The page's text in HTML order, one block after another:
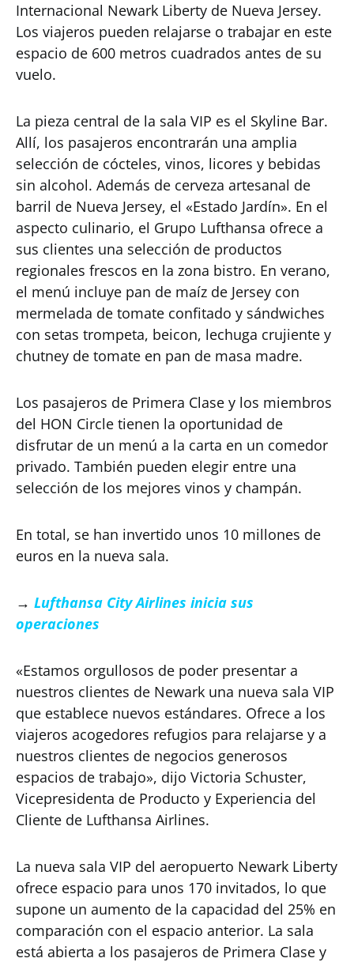
Internacional Newark Liberty de Nueva Jersey.
Los viajeros pueden relajarse o trabajar en este
espacio de 600 metros cuadrados antes de su
vuelo.
La pieza central de la sala VIP es el Skyline Bar.
Allí, los pasajeros encontrarán una amplia
selección de cócteles, vinos, licores y bebidas
sin alcohol. Además de cerveza artesanal de
barril de Nueva Jersey, el «Estado Jardín». En el
aspecto culinario, el Grupo Lufthansa ofrece a
sus clientes una selección de productos
regionales frescos en la zona bistro. En verano,
el menú incluye pan de maíz de Jersey con
mermelada de tomate confitado y sándwiches
con setas trompeta, beicon, lechuga crujiente y
chutney de tomate en pan de masa madre.
Los pasajeros de Primera Clase y los miembros
del HON Circle tienen la oportunidad de
disfrutar de un menú a la carta en un comedor
privado. También pueden elegir entre una
selección de los mejores vinos y champán.
En total, se han invertido unos 10 millones de
euros en la nueva sala.
→ Lufthansa City Airlines inicia sus
operaciones
«Estamos orgullosos de poder presentar a
nuestros clientes de Newark una nueva sala VIP
que establece nuevos estándares. Ofrece a los
viajeros acogedores refugios para relajarse y a
nuestros clientes de negocios generosos
espacios de trabajo», dijo Victoria Schuster,
Vicepresidenta de Producto y Experiencia del
Cliente de Lufthansa Airlines.
La nueva sala VIP del aeropuerto Newark Liberty
ofrece espacio para unos 170 invitados, lo que
supone un aumento de la capacidad del 25% en
comparación con el espacio anterior. La sala
está abierta a los pasajeros de Primera Clase y